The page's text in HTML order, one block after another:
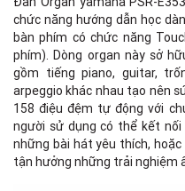
chức năng hướng dẫn học
bàn phím có chức năng
phím). Dòng organ này sở
gồm tiếng piano, guitar,
arpeggio khác nhau tạo nên
158 điệu đệm tự động với
người sử dụng có thể kết
những bài hát yêu thích, hoặc
tận hưởng những trải nghiệm